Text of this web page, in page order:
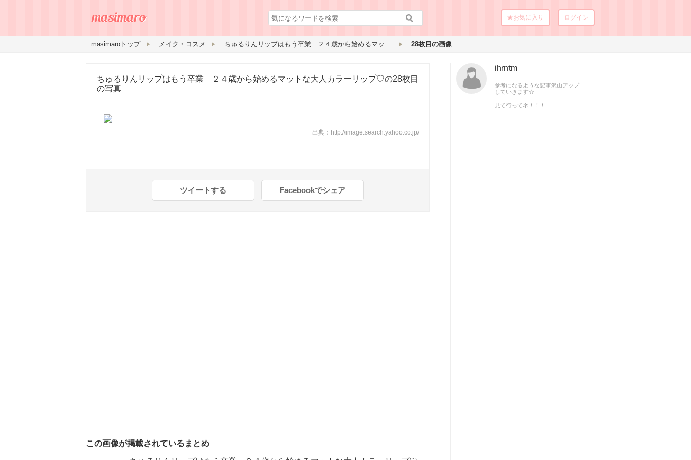
★お気に入り ログイン
masimaroトップ メイク・コスメ ちゅるりんリップはもう卒業 ２４歳から始めるマットな大人カラーリップ♡ 28枚目の画像
ちゅるりんリップはもう卒業 ２４歳から始めるマットな大人カラーリップ♡の28枚目
の写真
出典： http://image.search.yahoo.co.jp/
ツイートする Facebookでシェア
ihrntm
参考になるような記事沢山アップ
していきます☆
見て行ってネ！！！
この画像が掲載されているまとめ